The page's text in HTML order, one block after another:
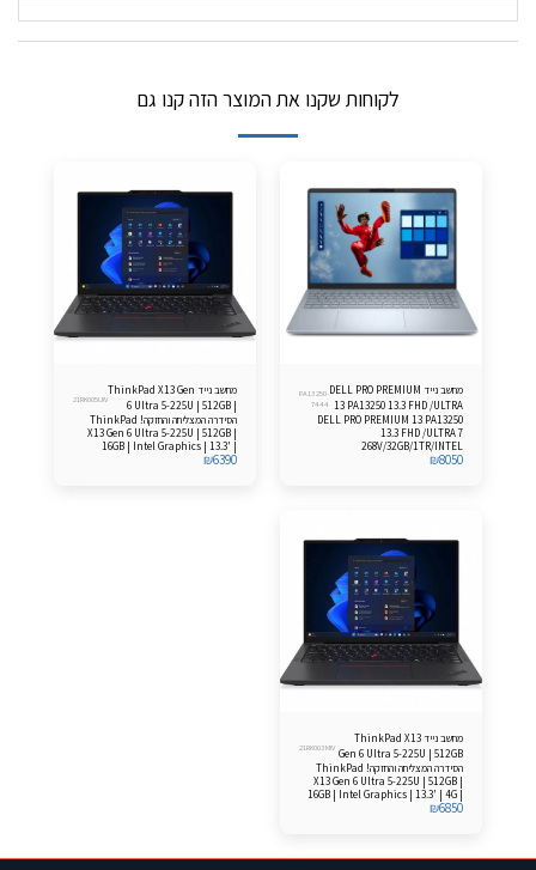
לקוחות שקנו את המוצר הזה קנו גם
מחשב נייד DELL PRO PREMIUM
13 PA13250 13.3 FHD /ULTRA
7 268V/32GB/1TB
PA13250-
7444
DELL PRO PREMIUM 13 PA13250
13.3 FHD /ULTRA 7
268V/32GB/1TR/INTEL
HD/FP/LKB/3C/WIN11PRO/3YOS
₪8050
מחשב נייד ThinkPad X13 Gen
6 Ultra 5-225U | 512GB |
16GB Windows 11 Pro
21RK005UIV
הסידרה המצליחה והחזקה! ThinkPad
X13 Gen 6 Ultra 5-225U | 512GB |
16GB | Intel Graphics | 13.3' |
Windows 11 Pro
₪6390
מחשב נייד ThinkPad X13
Gen 6 Ultra 5-225U | 512GB
| 16GB Windows 11 Pro
21RK003MIV
הסידרה המצליחה והחזקה! ThinkPad
X13 Gen 6 Ultra 5-225U | 512GB |
16GB | Intel Graphics | 13.3' | 4G |
Windows 11 Pro
₪6850